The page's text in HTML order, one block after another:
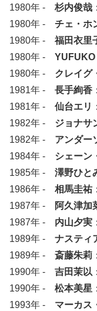
1980年 - 杉内俊哉
1980年 - チェ・ホ
1980年 - 福田衣里
1980年 - YUFUKO
1980年 - クレイグ
1981年 - 長手絢香
1981年 - 仙台エリ
1982年 - ジョナサ
1982年 - アンダー
1984年 - シェーン
1985年 - 澤野ひと
1986年 - 相馬圭祐
1987年 -
阿久津加
1987年 - 内山夕実
1989年 - ナスティ
1989年 -斎藤朱莉
1990年 - 吉田茉以
1990年 - 松本美星
1993年 - マーカス